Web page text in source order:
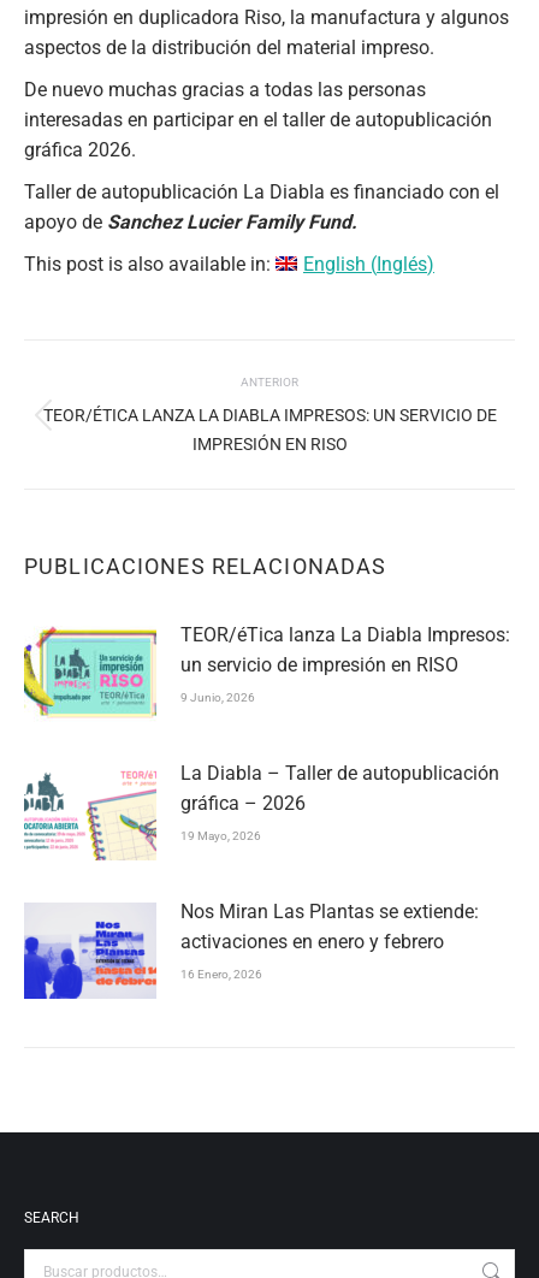
impresión en duplicadora Riso, la manufactura y algunos
aspectos de la distribución del material impreso.
De nuevo muchas gracias a todas las personas
interesadas en participar en el taller de autopublicación
gráfica 2026.
Taller de autopublicación La Diabla es financiado con el
apoyo de Sanchez Lucier Family Fund.
This post is also available in:
English (Inglés)
ENTRE
PUBLICACIONES
ANTERIOR
Publicación
anterior:
TEOR/ÉTICA LANZA LA DIABLA IMPRESOS: UN SERVICIO DE
IMPRESIÓN EN RISO
PUBLICACIONES RELACIONADAS
TEOR/éTica lanza La Diabla Impresos:
un servicio de impresión en RISO
9 Junio, 2026
La Diabla – Taller de autopublicación
gráfica – 2026
19 Mayo, 2026
Nos Miran Las Plantas se extiende:
activaciones en enero y febrero
16 Enero, 2026
SEARCH